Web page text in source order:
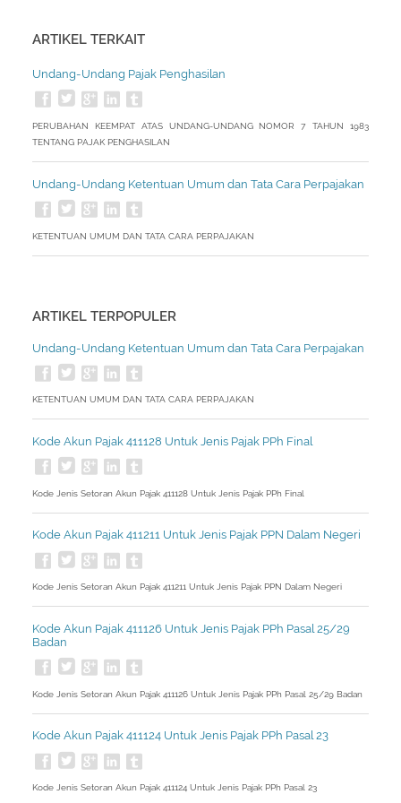
ARTIKEL TERKAIT
Undang-Undang Pajak Penghasilan
PERUBAHAN KEEMPAT ATAS UNDANG-UNDANG NOMOR 7 TAHUN 1983
TENTANG PAJAK PENGHASILAN
Undang-Undang Ketentuan Umum dan Tata Cara Perpajakan
KETENTUAN UMUM DAN TATA CARA PERPAJAKAN
ARTIKEL TERPOPULER
Undang-Undang Ketentuan Umum dan Tata Cara Perpajakan
KETENTUAN UMUM DAN TATA CARA PERPAJAKAN
Kode Akun Pajak 411128 Untuk Jenis Pajak PPh Final
Kode Jenis Setoran Akun Pajak 411128 Untuk Jenis Pajak PPh Final
Kode Akun Pajak 411211 Untuk Jenis Pajak PPN Dalam Negeri
Kode Jenis Setoran Akun Pajak 411211 Untuk Jenis Pajak PPN Dalam Negeri
Kode Akun Pajak 411126 Untuk Jenis Pajak PPh Pasal 25/29
Badan
Kode Jenis Setoran Akun Pajak 411126 Untuk Jenis Pajak PPh Pasal 25/29 Badan
Kode Akun Pajak 411124 Untuk Jenis Pajak PPh Pasal 23
Kode Jenis Setoran Akun Pajak 411124 Untuk Jenis Pajak PPh Pasal 23